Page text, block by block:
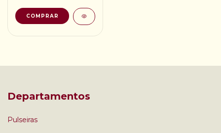
COMPRAR
Departamentos
Pulseiras